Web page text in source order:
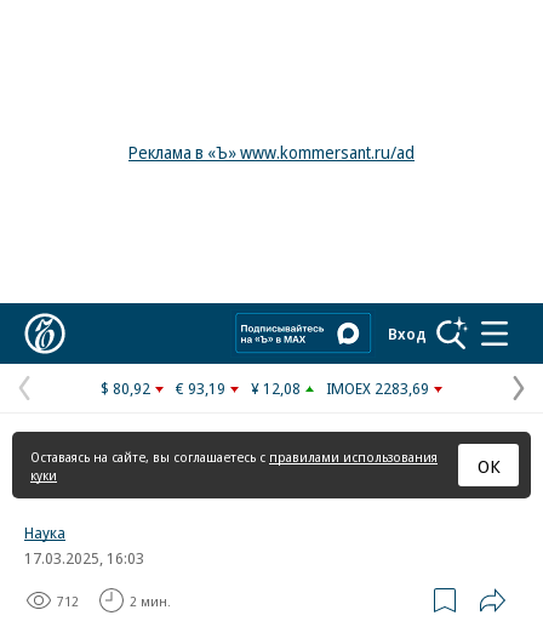
Реклама в «Ъ» www.kommersant.ru/ad
Вход
Предыдущая
страница
$ 80,92 € 93,19 ¥ 12,08 IMOEX 2283,69
Оставаясь на сайте, вы соглашаетесь с правилами использования
куки
ОК
Наука
17.03.2025, 16:03
712 2 мин.